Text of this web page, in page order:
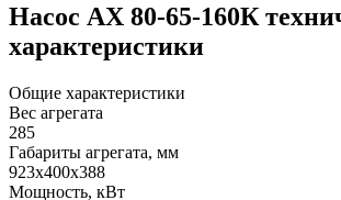
Насос АХ 80-65-160К
характеристики
Общие характеристики
Вес агрегата
285
Габариты агрегата, мм
923х400х388
Мощность, кВт